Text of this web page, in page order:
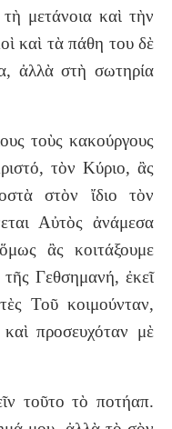
μετάνοια καὶ τὴν
καὶ τὰ πάθη του δὲ
ἀλλὰ στὴ σωτηρία
τοὺς κακούργους
τὸν Κύριο, ἂς
στὸν ἴδιο τὸν
Αὐτὸς ἀνάμεσα
ἂς κοιτάξουμε
Γεθσημανή, ἐκεῖ
Τοῦ κοιμούνταν,
προσευχόταν μὲ
τοῦτο τὸ ποτήαπ.